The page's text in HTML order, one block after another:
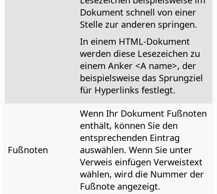
Dokument schnell von einer
Stelle zur anderen springen.
In einem HTML-Dokument
werden diese Lesezeichen zu
einem Anker <A name>, der
beispielsweise das Sprungziel
für Hyperlinks festlegt.
Fußnoten
Wenn Ihr Dokument Fußnoten
enthält, können Sie den
entsprechenden Eintrag
auswählen. Wenn Sie unter
Verweis einfügen Verweistext
wählen, wird die Nummer der
Fußnote angezeigt.